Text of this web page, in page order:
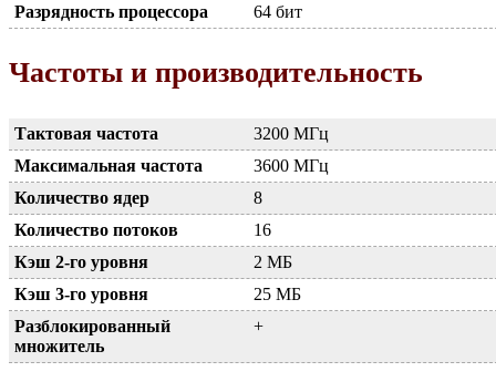
Разрядность процессора
64 бит
Частоты и производительность
Тактовая частота
3200 МГц
Максимальная частота
3600 МГц
Количество ядер
8
Количество потоков
16
Кэш 2-го уровня
2 МБ
Кэш 3-го уровня
25 МБ
Разблокированный
множитель
+